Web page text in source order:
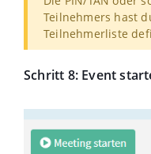
Teilnehmers hast
Teilnehmerliste
Schritt 8: Event